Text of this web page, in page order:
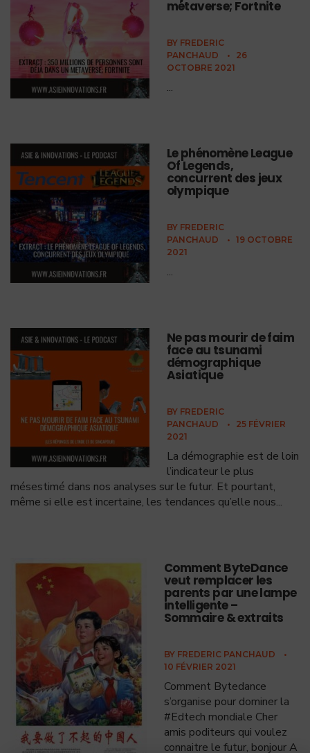
métaverse; Fortnite
BY FREDERIC
PANCHAUD
•
26
OCTOBRE 2021
...
Le phénomène League
Of Legends,
concurrent des jeux
olympique
BY FREDERIC
PANCHAUD
• 19 OCTOBRE
2021
...
Ne pas mourir de faim
face au tsunami
démographique
Asiatique
BY FREDERIC
PANCHAUD
•
25 FÉVRIER
2021
La démographie est de loin
l’indicateur le plus
mésestimé dans nos analyses sur le futur. Et pourtant,
même si elle est incertaine, les tendances qu’elle nous...
Comment ByteDance
veut remplacer les
parents par une lampe
intelligente –
Sommaire & extraits
BY FREDERIC PANCHAUD
•
10 FÉVRIER 2021
Comment Bytedance
s’organise pour dominer la
#Edtech mondiale Cher
amis poditeurs qui voulez
connaitre le futur, bonjour A